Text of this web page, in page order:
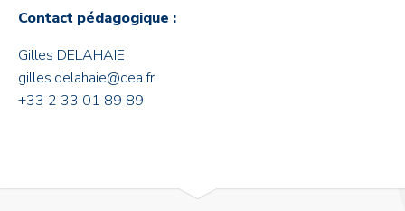
Contact pédagogique :
Gilles DELAHAIE
gilles.delahaie@cea.fr
+33 2 33 01 89 89